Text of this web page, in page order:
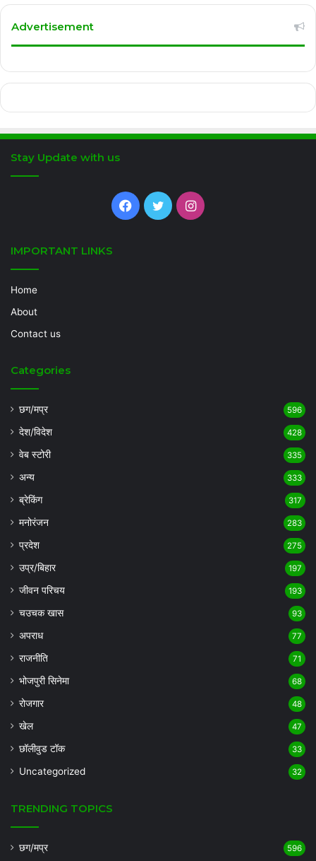
Advertisement
Stay Update with us
Facebook
TwitterInstagram
IMPORTANT LINKS
Home
About
Contact us
Categories
छग/मप्र 596
देश/विदेश 428
वेब स्टोरी 335
अन्य 333
ब्रेकिंग 317
मनोरंजन 283
प्रदेश 275
उप्र/बिहार 197
जीवन परिचय 193
चउचक खास 93
अपराध 77
राजनीति 71
भोजपुरी सिनेमा 68
रोजगार 48
खेल 47
छॉलीवुड टॉक 33
Uncategorized 32
TRENDING TOPICS
छग/मप्र 596